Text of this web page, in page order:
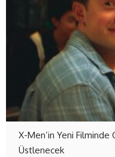
X-Men’in Yeni Filminde
Üstlenecek